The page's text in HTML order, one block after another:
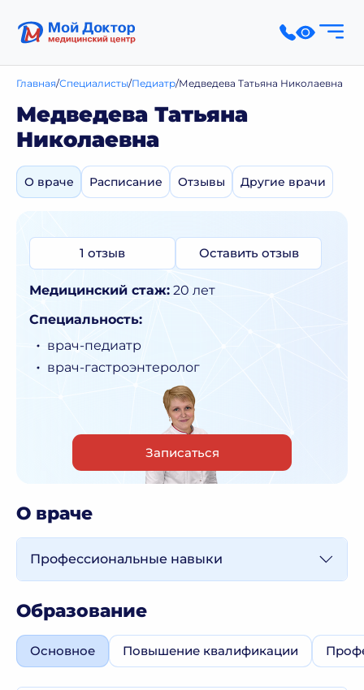
Главная Специалисты Педиатр Медведева Татьяна Николаевна
Медведева Татьяна
Николаевна
О враче Расписание Отзывы Другие врачи
1 отзыв Оставить отзыв
Медицинский стаж: 20 лет
Специальность:
врач-педиатр
врач-гастроэнтеролог
Записаться
О враче
Профессиональные навыки
Образование
Основное Повышение квалификации